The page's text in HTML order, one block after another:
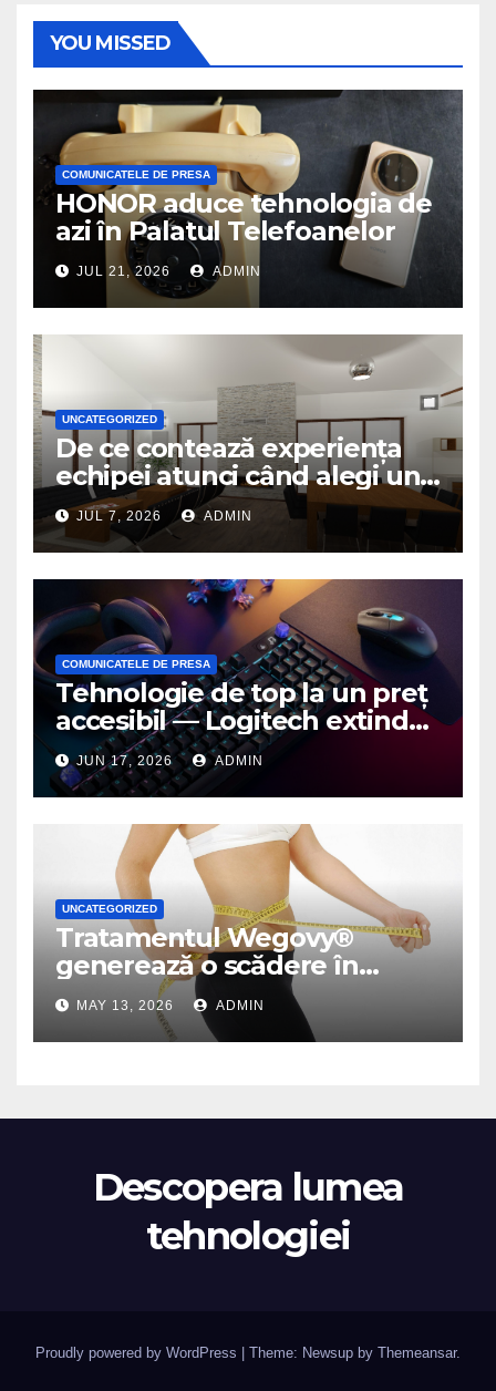
YOU MISSED
COMUNICATELE DE PRESA
HONOR aduce tehnologia de
azi în Palatul Telefoanelor
JUL 21, 2026 ADMIN
UNCATEGORIZED
De ce contează experiența
echipei atunci când alegi un
birou de arhitectură
JUL 7, 2026 ADMIN
COMUNICATELE DE PRESA
Tehnologie de top la un preț
accesibil — Logitech extinde
seria G3 cu un nou mouse și
o nouă tastatură pentru
gaming pe PC
JUN 17, 2026 ADMIN
UNCATEGORIZED
Tratamentul Wegovy®
generează o scădere în
greutate de până la 22,6% la
femei în perioada
menopauzei și reduce la
MAY 13, 2026 ADMIN
Descopera lumea
tehnologiei
Proudly powered by WordPress Theme: Newsup by Themeansar.